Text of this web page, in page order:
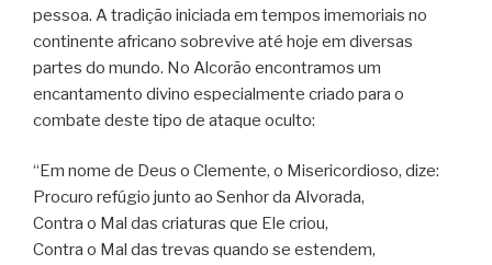
pessoa. A tradição iniciada em tempos imemoriais no
continente africano sobrevive até hoje em diversas
partes do mundo. No Alcorão encontramos um
encantamento divino especialmente criado para o
combate deste tipo de ataque oculto:
“Em nome de Deus o Clemente, o Misericordioso, dize:
Procuro refúgio junto ao Senhor da Alvorada,
Contra o Mal das criaturas que Ele criou,
Contra o Mal das trevas quando se estendem,